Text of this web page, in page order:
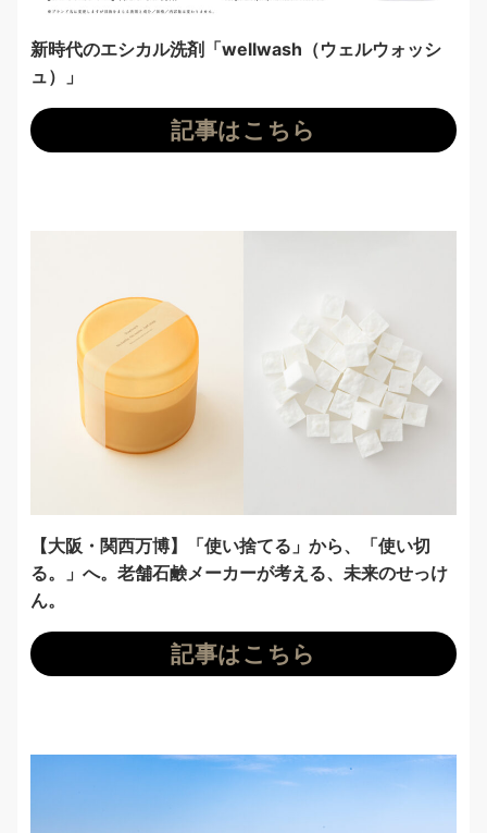
新時代のエシカル洗剤「wellwash（ウェルウォッシ
ュ）」
記事はこちら
【大阪・関西万博】「使い捨てる」から、「使い切
る。」へ。老舗石鹸メーカーが考える、未来のせっけ
ん。
記事はこちら